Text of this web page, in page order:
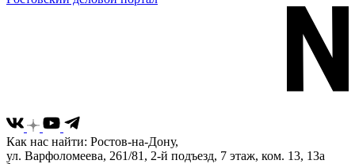
Как нас найти: Ростов-на-Дону,
ул. Варфоломеева, 261/81, 2-й подъезд, 7 этаж, ком. 13, 13а